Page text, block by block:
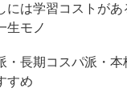
には学習コストがあ
生モノ
・長期コスパ派・本
すめ